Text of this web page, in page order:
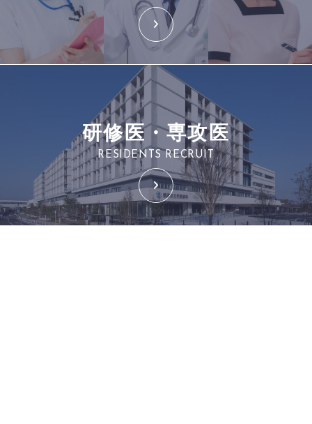
研修医・専攻医
RESIDENTS RECRUIT